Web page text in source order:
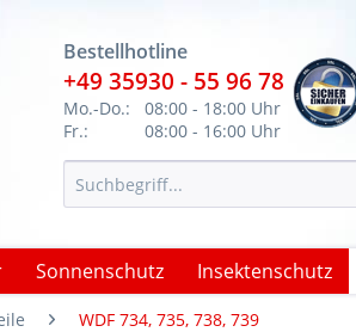
Bestellhotline
+49 35930 - 55 96 78
Mo.-Do.:
08:00 - 18:00 Uhr
Fr.:
08:00 - 16:00 Uhr
Sonnenschutz Insektenschutz
WDF 734, 735, 738, 739